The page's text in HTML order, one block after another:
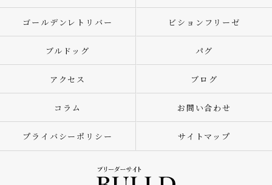
ゴールデンレトリバー ビションフリーゼ
ブルドッグ パグ
アクセス ブログ
コラム お問い合わせ
プライバシーポリシー サイトマップ